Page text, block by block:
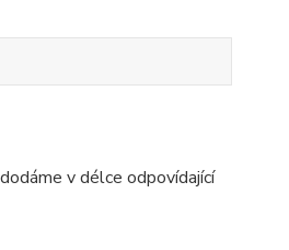
v délce odpovídající